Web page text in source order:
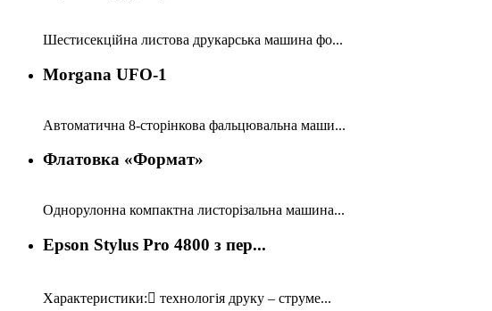
Шестисекційна листова друкарська машина фо...
Morgana UFO-1
Автоматична 8-сторінкова фальцювальна маши...
Флатовка «Формат»
Однорулонна компактна листорізальна машина...
Epson Stylus Pro 4800 з пер...
Характеристики: технологія друку – струме...